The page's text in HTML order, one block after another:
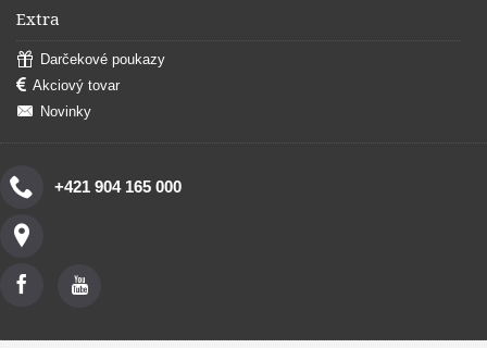
Extra
Darčekové poukazy
Akciový tovar
Novinky
+421 904 165 000